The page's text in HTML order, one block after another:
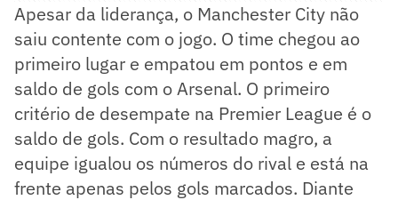
Apesar da liderança, o Manchester City não
saiu contente com o jogo. O time chegou ao
primeiro lugar e empatou em pontos e em
saldo de gols com o Arsenal. O primeiro
critério de desempate na Premier League é o
saldo de gols. Com o resultado magro, a
equipe igualou os números do rival e está na
frente apenas pelos gols marcados. Diante